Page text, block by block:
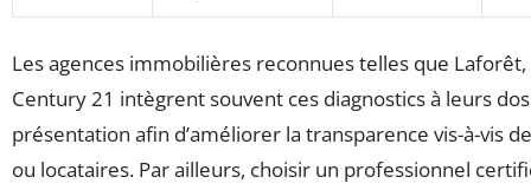
Les agences immobilières reconnues telles que Laforêt,
Century 21 intègrent souvent ces diagnostics à leurs
présentation afin d’améliorer la transparence vis-à-vis
ou locataires. Par ailleurs, choisir un professionnel